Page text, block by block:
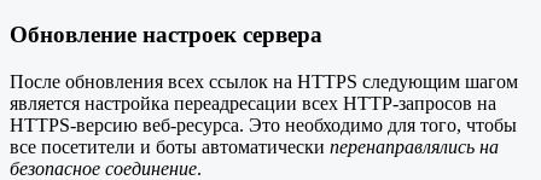
Обновление настроек сервера
После обновления всех ссылок на HTTPS следующим шагом
является настройка переадресации всех HTTP-запросов на
HTTPS-версию веб-ресурса. Это необходимо для того, чтобы
все посетители и боты автоматически перенаправлялись на
безопасное соединение.